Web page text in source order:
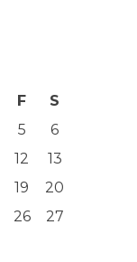
F
S
5
6
12
13
19
20
26
27